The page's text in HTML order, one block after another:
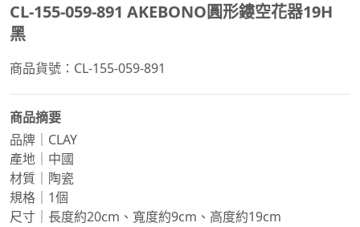
CL-155-059-891 AKEBONO圓形鏤空花器19H
黑
商品貨號：CL-155-059-891
商品摘要
品牌｜CLAY
產地｜中國
材質｜陶瓷
規格｜1個
尺寸｜長度約20cm、寬度約9cm、高度約19cm